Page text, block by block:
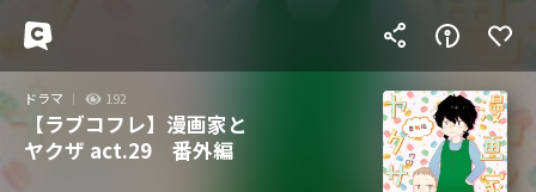
ドラマ 192
【ラブコフレ】漫画家と
ヤクザ act.29 番外編